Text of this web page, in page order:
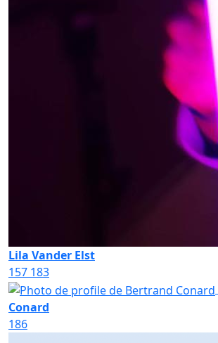
Lila Vander Elst
157 183
Conard
186